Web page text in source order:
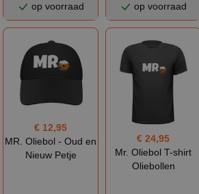
op voorraad op voorraad
€ 12,95
MR. Oliebol - Oud en
Nieuw Petje
€ 24,95
Mr. Oliebol T-shirt
Oliebollen